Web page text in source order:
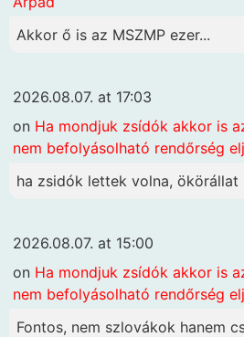
Akkor ő is az MSZMP ezer...
2026.08.07. at 17:03
on Ha mondjuk zsídók akkor is
nem befolyásolható rendőrség
ha zsidók lettek volna, ökörállat
2026.08.07. at 15:00
on Ha mondjuk zsídók akkor is
nem befolyásolható rendőrség
Fontos, nem szlovákok hanem